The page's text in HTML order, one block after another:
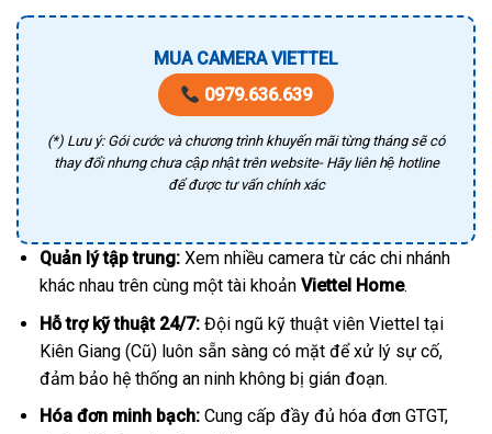
MUA CAMERA VIETTEL
0979.636.639
(*) Lưu ý: Gói cước và chương trình khuyến mãi từng tháng sẽ có
thay đổi nhưng chưa cập nhật trên website- Hãy liên hệ hotline
để được tư vấn chính xác
Quản lý tập trung:Xem nhiều camera từ các chi nhánh
khác nhau trên cùng một tài khoản Viettel Home.
Hỗ trợ kỹ thuật 24/7:Đội ngũ kỹ thuật viên Viettel tại
Kiên Giang (Cũ) luôn sẵn sàng có mặt để xử lý sự cố,
đảm bảo hệ thống an ninh không bị gián đoạn.
Hóa đơn minh bạch:Cung cấp đầy đủ hóa đơn GTGT,